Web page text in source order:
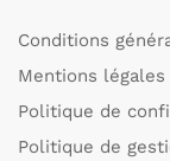
Conditions
Mentions légales
Politique de
Politique de